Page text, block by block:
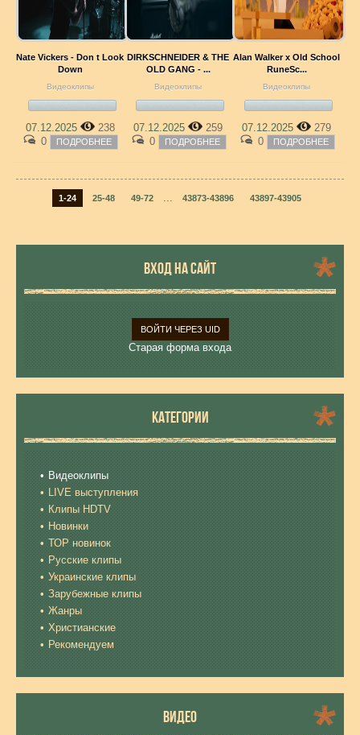
Nate Vickers - Don t Look
Down
Видеоклипы
07.12.2025
238
0
ПОДРОБНЕЕ
DIRKSCHNEIDER & THE
OLD GANG - ...
Видеоклипы
07.12.2025
259
0
ПОДРОБНЕЕ
Alan Walker x Old School
RuneSc...
Видеоклипы
07.12.2025
279
0
ПОДРОБНЕЕ
1-24 25-48 49-72 ... 43873-43896 43897-43905
ВХОД НА САЙТ
ВОЙТИ ЧЕРЕЗ UID
Старая форма входа
КАТЕГОРИИ
Видеоклипы
LIVE выступления
Клипы HDTV
Новинки
ТОР новинок
Русские клипы
Украинские клипы
Зарубежные клипы
Жанры
Христианские
Рекомендуем
ВИДЕО